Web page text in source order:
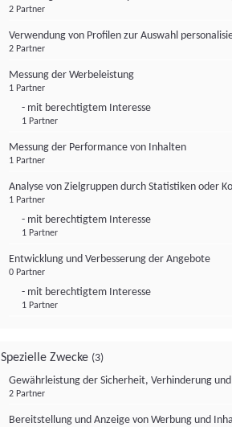
2 Partner
Verwendung von Profilen zur Auswahl
2 Partner
Messung der Werbeleistung
1 Partner
- mit berechtigtem Interesse
1 Partner
Messung der Performance von Inhalten
1 Partner
Analyse von Zielgruppen durch Statistiken oder
1 Partner
- mit berechtigtem Interesse
1 Partner
Entwicklung und Verbesserung der Angebote
0 Partner
- mit berechtigtem Interesse
1 Partner
Spezielle Zwecke (3)
Gewährleistung der Sicherheit, Verhinderung
2 Partner
Bereitstellung und Anzeige von Werbung und